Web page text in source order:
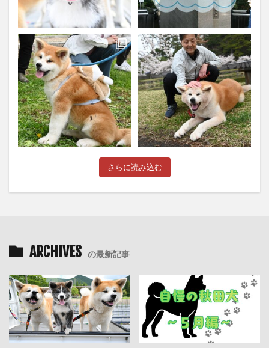
さらに読み込む
ARCHIVES の最新記事